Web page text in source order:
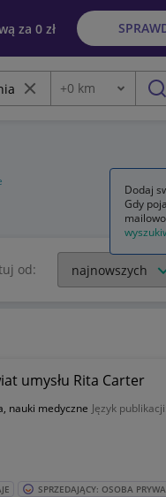
za 0 zł
Wyczyść frazę
Odległość
+0 km
od:
umysłu Rita Carter
nauki medyczne Język publikacji:
SPRZEDAJĄCY: OSOBA
Dodaj
Gdy